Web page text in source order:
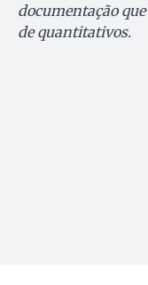
documentação
de quantitativos.